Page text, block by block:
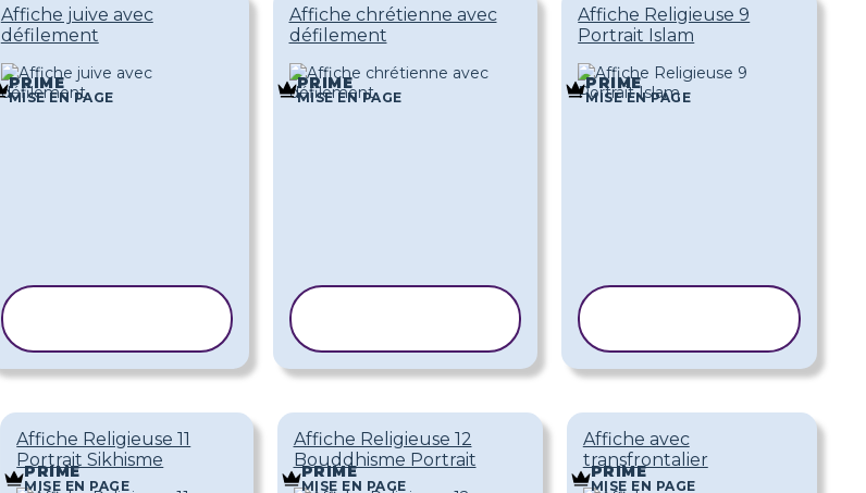
Affiche juive avec
défilement
PRIME
MISE EN PAGE
Affiche chrétienne avec
défilement
PRIME
MISE EN PAGE
Affiche Religieuse 9
Portrait Islam
PRIME
MISE EN PAGE
Affiche Religieuse 11
Portrait Sikhisme
PRIME
MISE EN PAGE
Affiche Religieuse 12
Bouddhisme Portrait
PRIME
MISE EN PAGE
Affiche avec
transfrontalier
PRIME
MISE EN PAGE